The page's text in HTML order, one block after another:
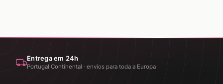
Entrega em 24h
Portugal Continental · envios para toda a Europa